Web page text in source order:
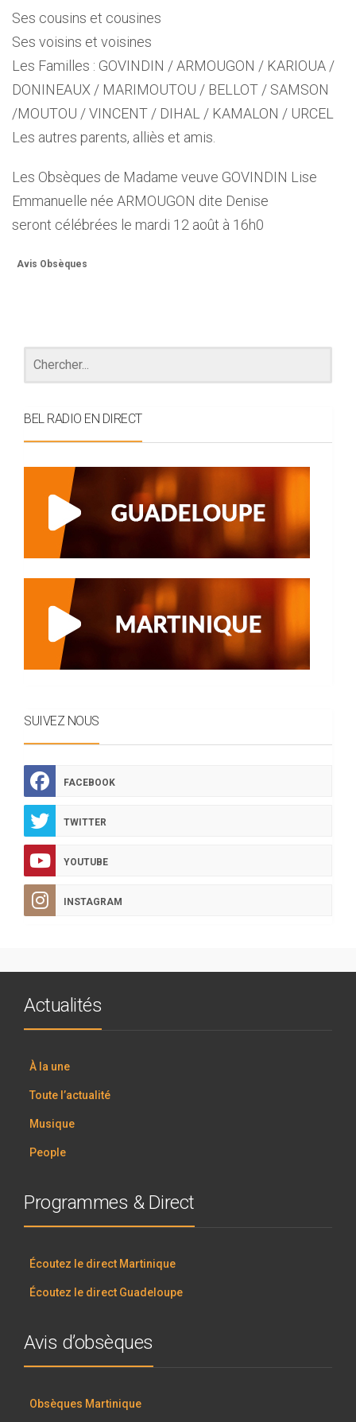
Ses cousins et cousines
Ses voisins et voisines
Les Familles : GOVINDIN / ARMOUGON / KARIOUA /
DONINEAUX / MARIMOUTOU / BELLOT / SAMSON
/MOUTOU / VINCENT / DIHAL / KAMALON / URCEL
Les autres parents, alliès et amis.
Les Obsèques de Madame veuve GOVINDIN Lise
Emmanuelle née ARMOUGON dite Denise
seront célébrées le mardi 12 août à 16h0
Avis Obsèques
BEL RADIO EN DIRECT
SUIVEZ NOUS
FACEBOOK
TWITTER
YOUTUBE
INSTAGRAM
Actualités
À la une
Toute l’actualité
Musique
People
Programmes & Direct
Écoutez le direct Martinique
Écoutez le direct Guadeloupe
Avis d’obsèques
Obsèques Martinique